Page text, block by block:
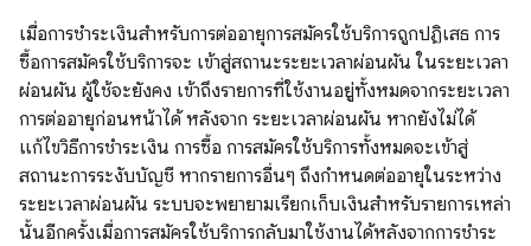
เมื่อการชำระเงินสำหรับการต่ออายุการสมัครใช้บริการถูกปฏิเสธ การ
ซื้อการสมัครใช้บริการจะ เข้าสู่สถานะระยะเวลาผ่อนผัน ในระยะเวลา
ผ่อนผัน ผู้ใช้จะยังคง เข้าถึงรายการที่ใช้งานอยู่ทั้งหมดจากระยะเวลา
การต่ออายุก่อนหน้าได้ หลังจาก ระยะเวลาผ่อนผัน หากยังไม่ได้
แก้ไขวิธีการชำระเงิน การซื้อ การสมัครใช้บริการทั้งหมดจะเข้าสู่
สถานะการระงับบัญชี หากรายการอื่นๆ ถึงกำหนดต่ออายุในระหว่าง
ระยะเวลาผ่อนผัน ระบบจะพยายามเรียกเก็บเงินสำหรับรายการเหล่า
นั้นอีกครั้งเมื่อการสมัครใช้บริการกลับมาใช้งานได้หลังจากการชำระ